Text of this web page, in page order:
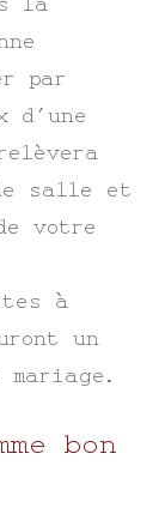
par
salle et
votre
à
un
bon